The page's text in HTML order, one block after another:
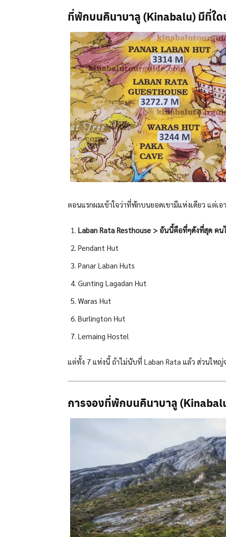
ที่พักบนคินาบาลู (Kinabalu) มีที่ใด
ตอนแรกผมเข้าใจว่าที่พักบนยอดเขามีแห่งเดียว แต่เ
Laban Rata Resthouse > อันนี้คือที่ๆดังที่สุด ค
Pendant Hut
Panar Laban Huts
Gunting Lagadan Hut
Waras Hut
Burlington Hut
Lemaing Hostel
แต่ทั้ง 7 แห่งนี้ ถ้าไม่นับที่ Laban Rata แล้ว ส่วนให
การจองที่พักบนคินาบาลู